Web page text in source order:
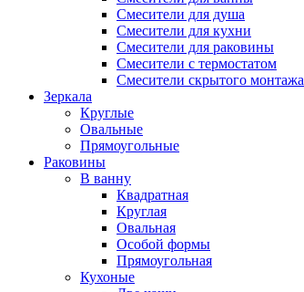
Смесители для душа
Смесители для кухни
Смесители для раковины
Смесители с термостатом
Смесители скрытого монтажа
Зеркала
Круглые
Овальные
Прямоугольные
Раковины
В ванну
Квадратная
Круглая
Овальная
Особой формы
Прямоугольная
Кухоные